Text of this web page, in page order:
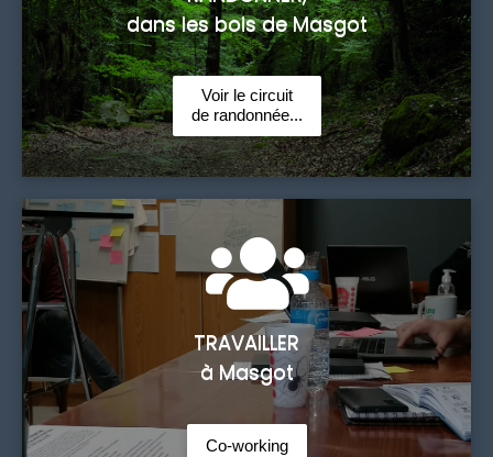
dans les bois de Masgot
Voir le circuit
de randonnée...
TRAVAILLER
à Masgot
Co-working